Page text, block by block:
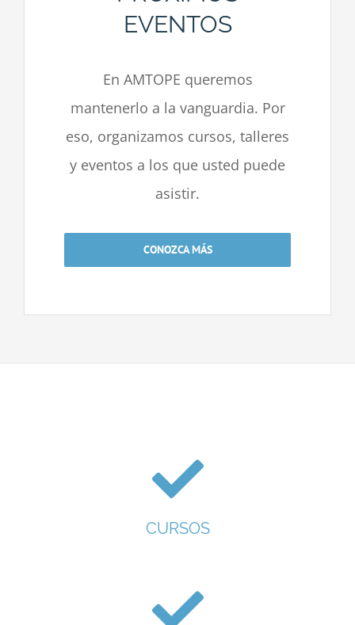
EVENTOS
En AMTOPE queremos
mantenerlo a la vanguardia. Por
eso, organizamos cursos, talleres
y eventos a los que usted puede
asistir.
CONOZCA MÁS
CURSOS